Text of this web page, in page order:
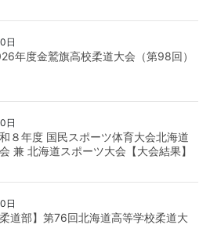
日
年度金鷲旗高校柔道大会（第98回）
日
和８年度 国民スポーツ体育大会北海道
兼 北海道スポーツ大会【大会結果】
日
柔道部】第76回北海道高等学校柔道大